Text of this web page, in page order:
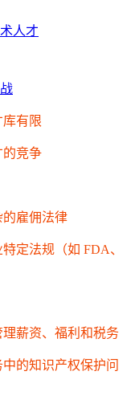
人才
有限
的竞争
的雇佣法律
定法规（如 FDA、
薪资、福利和税务
的知识产权保护问